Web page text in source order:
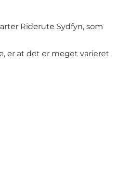
Riderute Sydfyn, som
er at det er meget varieret